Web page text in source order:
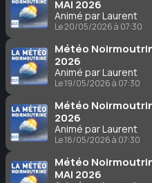
MAI 2026
Animé par Laurent
Le 20/05/2026 à 07:30
Météo
2026
Animé par Laurent
Le 19/05/2026 à 07:30
Météo
2026
Animé par Laurent
Le 18/05/2026 à 07:30
Météo
MAI 2026